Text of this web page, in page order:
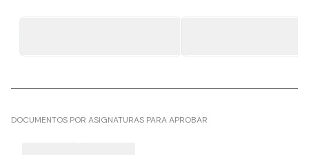
DOCUMENTOS POR ASIGNATURAS PARA APROBAR